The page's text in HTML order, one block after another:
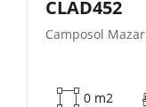
| FB140
Camposol
53 m2